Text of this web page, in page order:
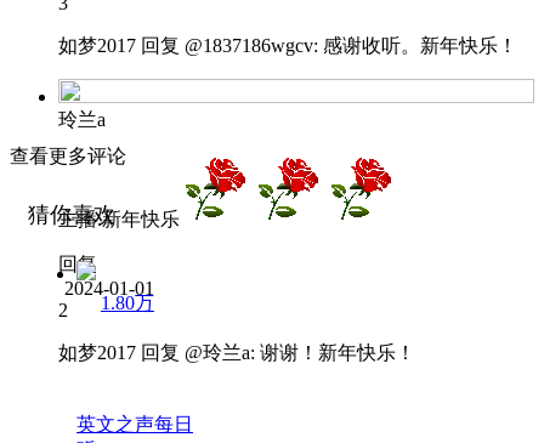
如梦2017 回复 @1837186wgcv: 感谢收听。新年快乐！
玲兰a
主播.新年快乐
回复
2024-01-01
2
如梦2017 回复 @玲兰a: 谢谢！新年快乐！
查看更多评论
猜你喜欢
1.80万
英文之声每日